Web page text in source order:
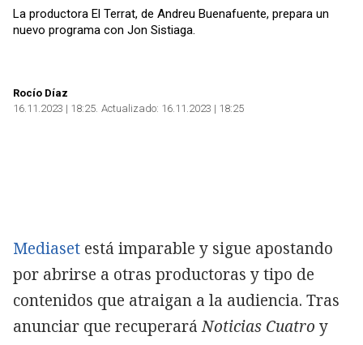
La productora El Terrat, de Andreu Buenafuente, prepara un
nuevo programa con Jon Sistiaga.
Rocío Díaz
16.11.2023 | 18:25 Actualizado: 16.11.2023 | 18:25
Mediaset está imparable y sigue apostando
por abrirse a otras productoras y tipo de
contenidos que atraigan a la audiencia. Tras
anunciar que recuperaráNoticias Cuatro y